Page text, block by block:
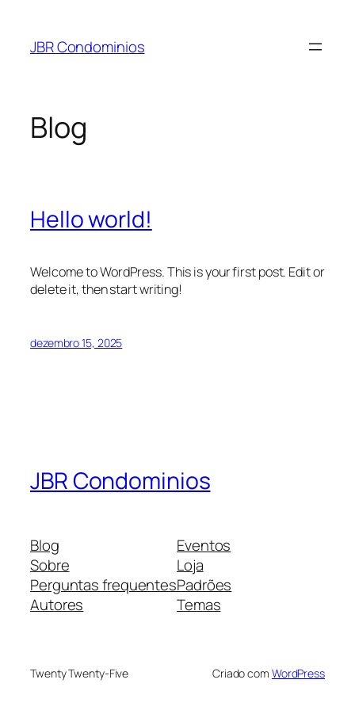
JBR Condominios
Blog
Hello world!
Welcome to WordPress. This is your first post. Edit or
delete it, then start writing!
dezembro 15, 2025
JBR Condominios
Blog
Sobre
Perguntas frequentes
Autores
Eventos
Loja
Padrões
Temas
Twenty Twenty-Five Criado com WordPress